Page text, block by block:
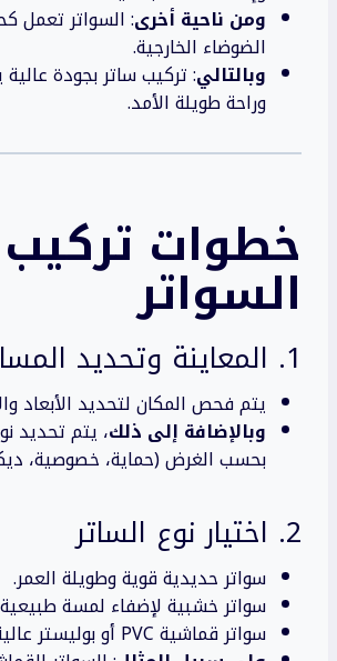
ومن ناحية أخرى: السواتر تعمل
الضوضاء الخارجية.
وبالتالي: تركيب ساتر بجودة
وراحة طويلة الأمد.
خطوات تركيب
السواتر
1. المعاينة وتحديد المساحة
يتم فحص المكان لتحديد الأبعاد
وبالإضافة إلى ذلك، يتم تحديد
بحسب الغرض (حماية، خصوصية،
2. اختيار نوع الساتر
سواتر حديدية قوية وطويلة العمر.
سواتر خشبية لإضفاء لمسة
سواتر قماشية PVC أو بوليستر عالية الجودة.